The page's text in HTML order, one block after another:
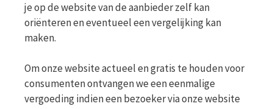
je op de website van de aanbieder zelf kan
oriënteren en eventueel een vergelijking kan
maken.
Om onze website actueel en gratis te houden voor
consumenten ontvangen we een eenmalige
vergoeding indien een bezoeker via onze website